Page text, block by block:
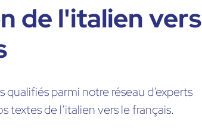
de l'italien vers
parmi notre réseau d’experts
textes de l’italien vers le français.